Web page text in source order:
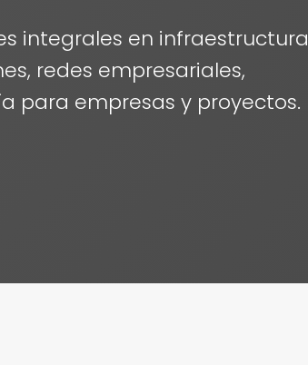
integrales en infraestructura
redes empresariales,
para empresas y proyectos.